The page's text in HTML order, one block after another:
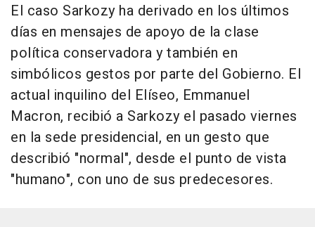
El caso Sarkozy ha derivado en los últimos
días en mensajes de apoyo de la clase
política conservadora y también en
simbólicos gestos por parte del Gobierno. El
actual inquilino del Elíseo, Emmanuel
Macron, recibió a Sarkozy el pasado viernes
en la sede presidencial, en un gesto que
describió "normal", desde el punto de vista
"humano", con uno de sus predecesores.